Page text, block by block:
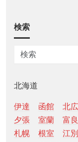
検索
北海道
伊達 函館 北
夕張
室蘭 富
札幌
根室 江別